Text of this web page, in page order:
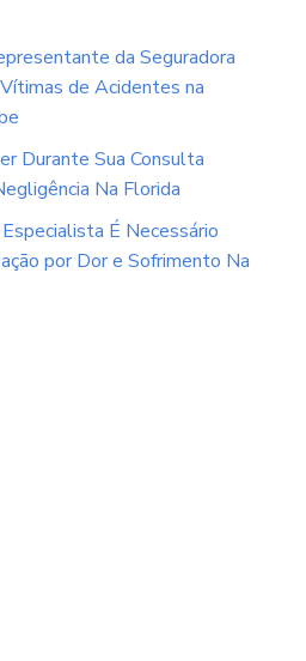
da Seguradora
de Acidentes na
Durante Sua Consulta
Na Florida
É Necessário
por Dor e Sofrimento Na